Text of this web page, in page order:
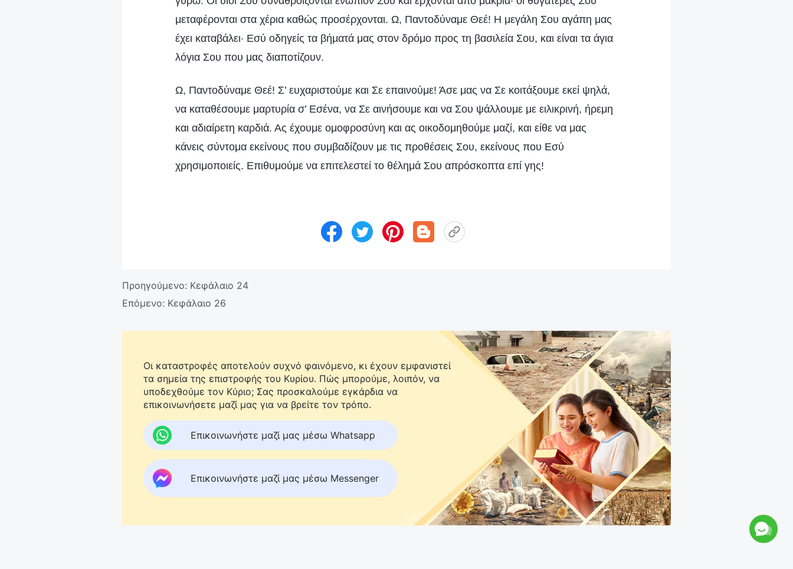
μεταφέρονται στα χέρια καθώς προσέρχονται. Ω, Παντοδύναμε Θεέ! Η μεγάλη Σου αγάπη μας
έχει καταβάλει· Εσύ οδηγείς τα βήματά μας στον δρόμο προς τη βασιλεία Σου, και είναι τα άγια
λόγια Σου που μας διαποτίζουν.
Ω, Παντοδύναμε Θεέ! Σ’ ευχαριστούμε και Σε επαινούμε! Άσε μας να Σε κοιτάξουμε εκεί ψηλά,
να καταθέσουμε μαρτυρία σ’ Εσένα, να Σε αινήσουμε και να Σου ψάλλουμε με ειλικρινή, ήρεμη
και αδιαίρετη καρδιά. Ας έχουμε ομοφροσύνη και ας οικοδομηθούμε μαζί, και είθε να μας
κάνεις σύντομα εκείνους που συμβαδίζουν με τις προθέσεις Σου, εκείνους που Εσύ
χρησιμοποιείς. Επιθυμούμε να επιτελεστεί το θέλημά Σου απρόσκοπτα επί γης!
Προηγούμενο: Κεφάλαιο 24
Επόμενο: Κεφάλαιο 26
Οι καταστροφές αποτελούν συχνό φαινόμενο, κι έχουν εμφανιστεί
τα σημεία της επιστροφής του Κυρίου. Πώς μπορούμε, λοιπόν, να
υποδεχθούμε τον Κύριο; Σας προσκαλούμε εγκάρδια να
επικοινωνήσετε μαζί μας για να βρείτε τον τρόπο.
Επικοινωνήστε μαζί μας μέσω Whatsapp
Επικοινωνήστε μαζί μας μέσω Messenger